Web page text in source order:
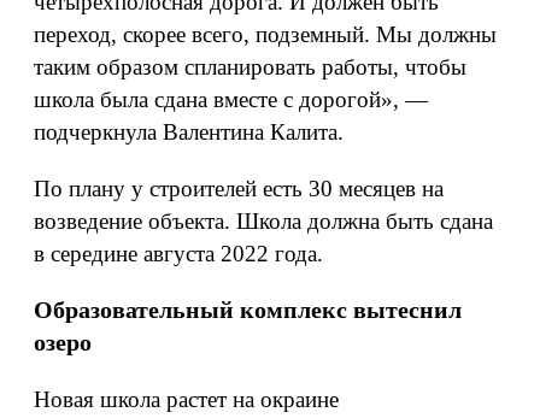
переход, скорее всего, подземный. Мы должны
таким образом спланировать работы, чтобы
школа была сдана вместе с дорогой», —
подчеркнула Валентина Калита.
По плану у строителей есть 30 месяцев на
возведение объекта. Школа должна быть сдана
в середине августа 2022 года.
Образовательный комплекс вытеснил
озеро
Новая школа растет на окраине